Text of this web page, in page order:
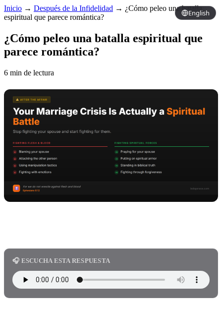
English
Inicio → Después de la Infidelidad → ¿Cómo peleo una batalla
espiritual que parece romántica?
¿Cómo peleo una batalla espiritual que
parece romántica?
6 min de lectura
🎧 ESCUCHA ESTA RESPUESTA